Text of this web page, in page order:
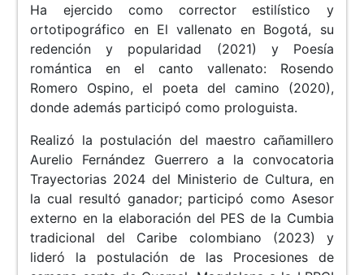
Ha ejercido como corrector estilístico y
ortotipográfico en El vallenato en Bogotá, su
redención y popularidad (2021) y Poesía
romántica en el canto vallenato: Rosendo
Romero Ospino, el poeta del camino (2020),
donde además participó como prologuista.
Realizó la postulación del maestro cañamillero
Aurelio Fernández Guerrero a la convocatoria
Trayectorias 2024 del Ministerio de Cultura, en
la cual resultó ganador; participó como Asesor
externo en la elaboración del PES de la Cumbia
tradicional del Caribe colombiano (2023) y
lideró la postulación de las Procesiones de